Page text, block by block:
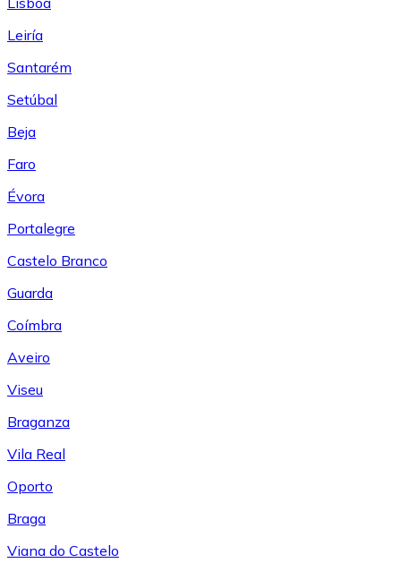
Leiría
Santarém
Setúbal
Beja
Faro
Évora
Portalegre
Castelo Branco
Guarda
Coímbra
Aveiro
Viseu
Braganza
Vila Real
Oporto
Braga
Viana do Castelo